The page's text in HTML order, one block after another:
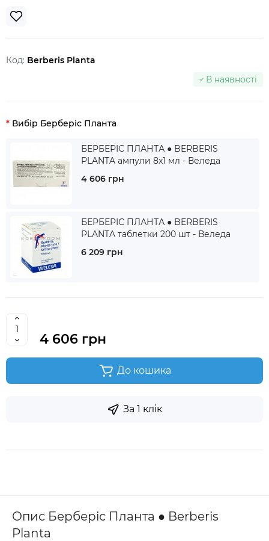
Код: Berberis Planta
В наявності
Вибір Берберіс Планта
БЕРБЕРІС ПЛАНТА ● BERBERIS
PLANTA ампули 8x1 мл - Веледа
4 606 грн
БЕРБЕРІС ПЛАНТА ● BERBERIS
PLANTA таблетки 200 шт - Веледа
6 209 грн
4 606 грн
До кошика
За 1 клік
Опис Берберіс Планта ● Berberis
Planta